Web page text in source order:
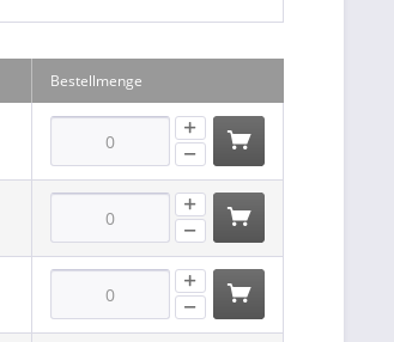
Bestellmenge